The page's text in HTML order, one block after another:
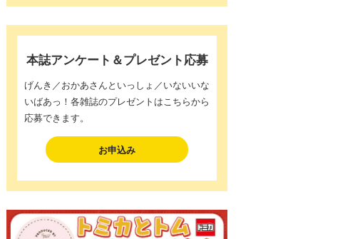
本誌アンケート＆プレゼント応募
げんき／おかあさんといっしょ／いないいな
いばあっ！各雑誌のプレゼントはこちらから
応募できます。
お申込み